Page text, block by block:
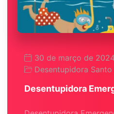
30 de março de
Desentupidora
Desentupidora